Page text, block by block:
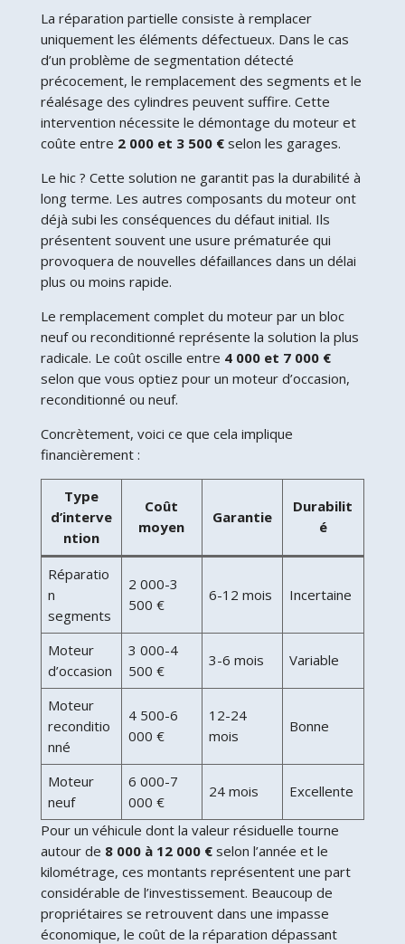
La réparation partielle consiste à remplacer
uniquement les éléments défectueux. Dans le cas
d’un problème de segmentation détecté
précocement, le remplacement des segments et le
réalésage des cylindres peuvent suffire. Cette
intervention nécessite le démontage du moteur et
coûte entre 2 000 et 3 500 €selon les garages.
Le hic ? Cette solution ne garantit pas la durabilité à
long terme. Les autres composants du moteur ont
déjà subi les conséquences du défaut initial. Ils
présentent souvent une usure prématurée qui
provoquera de nouvelles défaillances dans un délai
plus ou moins rapide.
Le remplacement complet du moteur par un bloc
neuf ou reconditionné représente la solution la plus
radicale. Le coût oscille entre 4 000 et 7 000 €
selon que vous optiez pour un moteur d’occasion,
reconditionné ou neuf.
Concrètement, voici ce que cela implique
financièrement :
Type
d’interve
ntion
Coût
moyen
Garantie
Durabilit
é
Réparatio
n
segments
2 000-3
500 €
6-12 mois Incertaine
Moteur
d’occasion
3 000-4
500 €
3-6 mois Variable
Moteur
reconditio
nné
4 500-6
000 €
12-24
mois
Bonne
Moteur
neuf
6 000-7
000 €
24 mois Excellente
Pour un véhicule dont la valeur résiduelle tourne
autour de 8 000 à 12 000 €selon l’année et le
kilométrage, ces montants représentent une part
considérable de l’investissement. Beaucoup de
propriétaires se retrouvent dans une impasse
économique, le coût de la réparation dépassant